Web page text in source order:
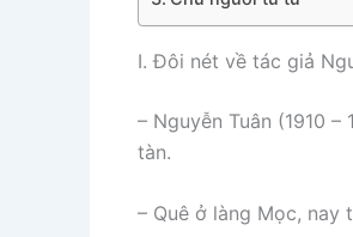
I. Đôi nét về tác giả
– Nguyễn Tuân (1910
tàn.
– Quê ở làng Mọc, nay